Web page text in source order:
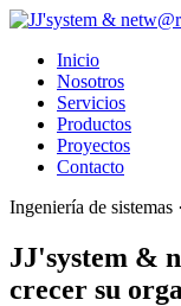
Inicio
Nosotros
Servicios
Productos
Proyectos
Contacto
Ingeniería de sistemas
JJ'system &
crecer su